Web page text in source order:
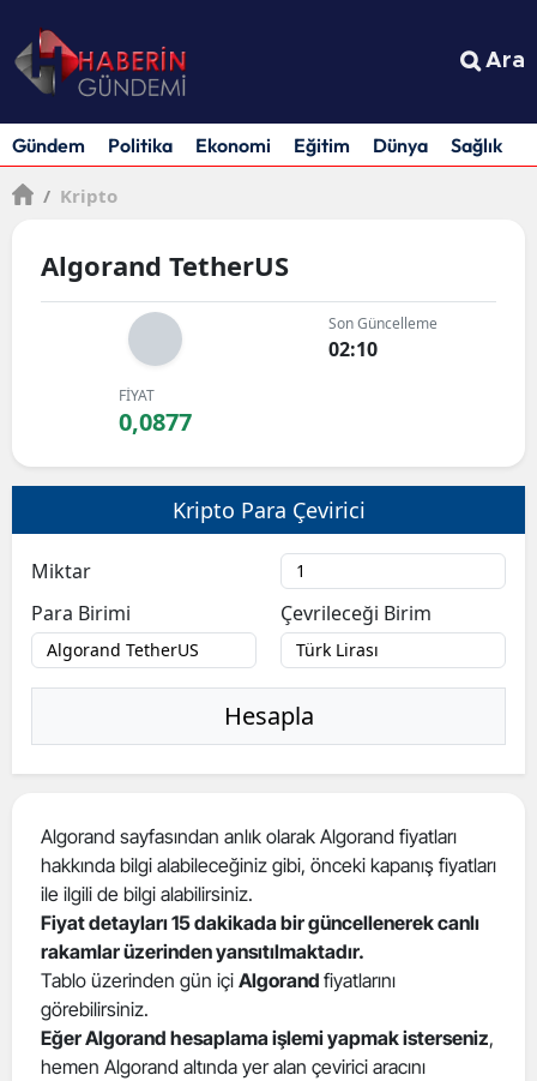
Ara
Gündem Politika Ekonomi Eğitim Dünya Sağlık
/ Kripto
Algorand TetherUS
Son Güncelleme
02:10
FİYAT
0,0877
Kripto Para Çevirici
Miktar
Para Birimi
Çevrileceği Birim
Hesapla
Algorand sayfasından anlık olarak Algorand fiyatları
hakkında bilgi alabileceğiniz gibi, önceki kapanış fiyatları
ile ilgili de bilgi alabilirsiniz.
Fiyat detayları 15 dakikada bir güncellenerek canlı
rakamlar üzerinden yansıtılmaktadır.
Tablo üzerinden gün içi Algorand fiyatlarını
görebilirsiniz.
Eğer Algorand hesaplama işlemi yapmak isterseniz,
hemen Algorand altında yer alan çevirici aracını